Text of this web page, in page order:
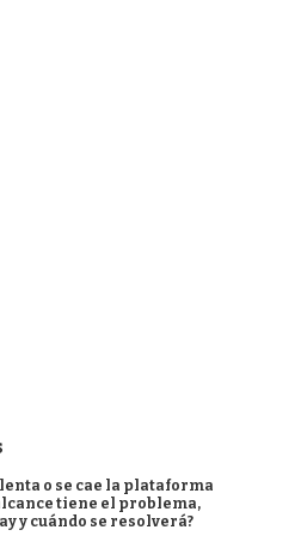
lenta o se cae la plataforma
tiene el problema,
y cuándo se resolverá?